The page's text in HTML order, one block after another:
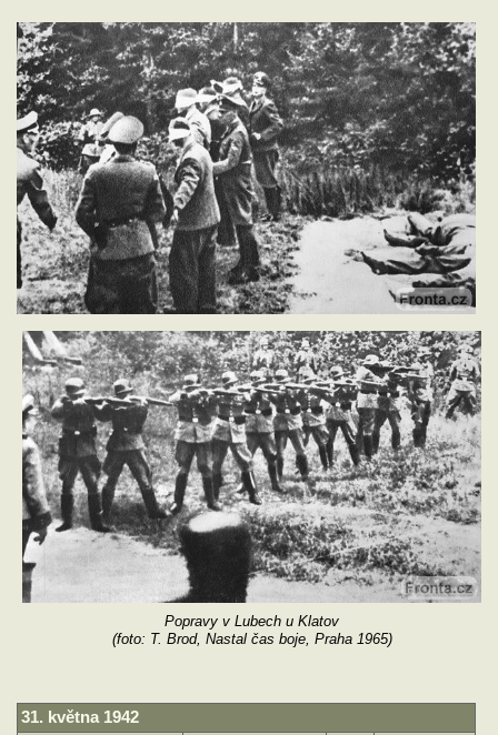
Popravy v Lubech u Klatov
(foto: T. Brod, Nastal čas boje, Praha 1965)
31. května 1942